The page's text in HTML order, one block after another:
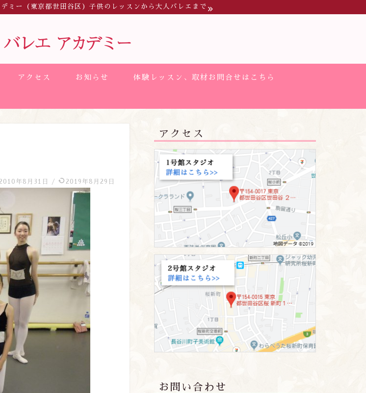
ミー（東京都世田谷区）子供のレッスンから大人バレエまで
アクセス お知らせ 体験レッスン、取材お問合せはこちら
2010年8月31日 / 2019年8月29日
アクセス
お問い合わせ